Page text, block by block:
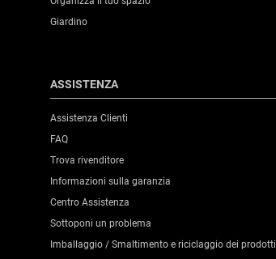
Giardino
ASSISTENZA
Assistenza Clienti
FAQ
Trova rivenditore
Informazioni sulla garanzia
Centro Assistenza
Sottoponi un problema
Imballaggio / Smaltimento e riciclaggio dei prodotti